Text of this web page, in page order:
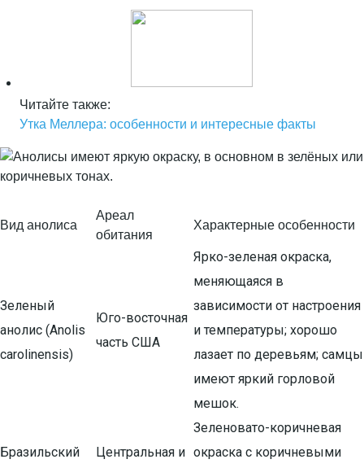
Читайте также:
Утка Меллера: особенности и интересные факты
Вид анолиса
Ареал
обитания
Характерные особенности
Зеленый
анолис (Anolis
carolinensis)
Юго-восточная
часть США
Ярко-зеленая окраска,
меняющаяся в
зависимости от настроения
и температуры; хорошо
лазает по деревьям; самцы
имеют яркий горловой
мешок.
Бразильский
Центральная и
Зеленовато-коричневая
окраска с коричневыми